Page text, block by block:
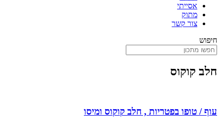
אסייתי
מתוק
צור קשר
חיפוש
חלב קוקוס
עוף / טופו בפטריות , חלב קוקוס ומיסו